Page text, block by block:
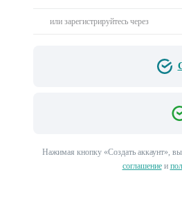
или зарегистрируйтесь через
Нажимая кнопку «Создать аккаунт»,
соглашениеи